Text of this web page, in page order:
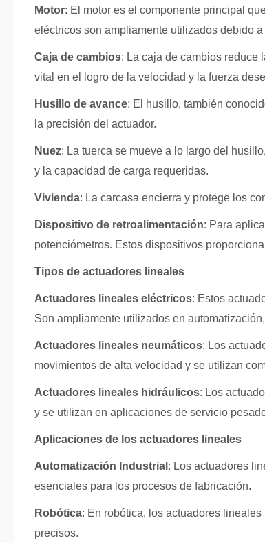
Motor: El motor es el componente principal
eléctricos son ampliamente utilizados debido
Caja de cambios: La caja de cambios reduce
vital en el logro de la velocidad y la fuerza
Husillo de avance: El husillo, también
la precisión del actuador.
Nuez: La tuerca se mueve a lo largo del
y la capacidad de carga requeridas.
Vivienda: La carcasa encierra y protege los
Dispositivo de retroalimentación: Para
potenciómetros. Estos dispositivos
Tipos de actuadores lineales
Actuadores lineales eléctricos: Estos
Son ampliamente utilizados en
Actuadores lineales neumáticos: Los
movimientos de alta velocidad y se utilizan
Actuadores lineales hidráulicos: Los
y se utilizan en aplicaciones de servicio
Aplicaciones de los actuadores lineales
Automatización Industrial : Los actuadores
esenciales para los procesos de fabricación.
Robótica: En robótica, los actuadores
precisos.